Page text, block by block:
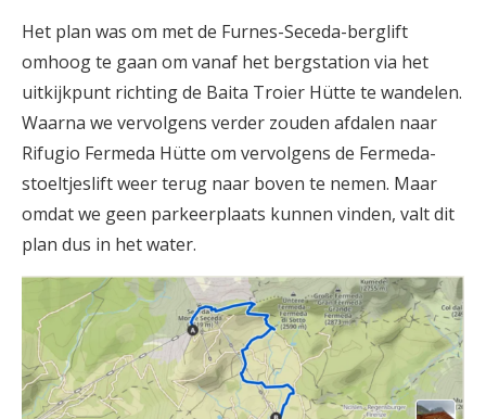
Het plan was om met de Furnes-Seceda-berglift
omhoog te gaan om vanaf het bergstation via het
uitkijkpunt richting de Baita Troier Hütte te wandelen.
Waarna we vervolgens verder zouden afdalen naar
Rifugio Fermeda Hütte om vervolgens de Fermeda-
stoeltjeslift weer terug naar boven te nemen. Maar
omdat we geen parkeerplaats kunnen vinden, valt dit
plan dus in het water.